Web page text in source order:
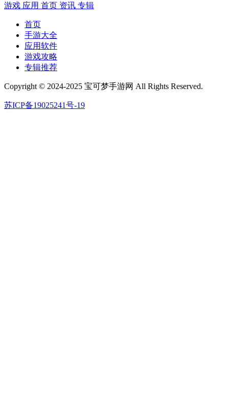
游戏 应用 首页 资讯 专辑
首页
手游大全
应用软件
游戏攻略
专辑推荐
Copyright © 2024-2025 宝可梦手游网 All Rights Reserved.
苏ICP备19025241号-19